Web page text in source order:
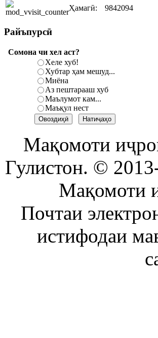
Ҳамагӣ: 9842094
Райъпурсӣ
Сомона чи хел аст?
Хеле хуб!
Хубтар ҳам мешуд...
Миёна
Аз пештарааш хуб
Маълумот кам...
Маъқул нест
Мақомоти
Гулистон. ©
Мақомоти
Почтаи
истифодаи